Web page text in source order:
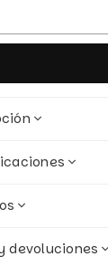
devoluciones